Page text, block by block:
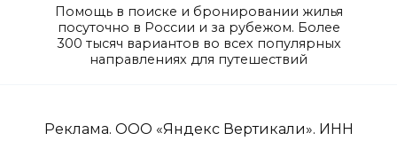
Помощь в поиске и бронировании жилья
посуточно в России и за рубежом. Более
300 тысяч вариантов во всех популярных
направлениях для путешествий
Реклама. ООО «Яндекс Вертикали». ИНН